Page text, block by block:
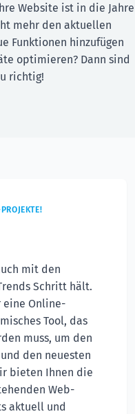
Website ist in die Jahre
mehr den aktuellen
Funktionen hinzufügen
optimieren? Dann sind
richtig!
mit den
Schritt hält.
eine Online-
Tool, das
muss, um den
den neuesten
bieten Ihnen die
Web-
aktuell und